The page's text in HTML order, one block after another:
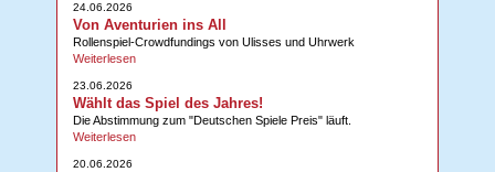
24.06.2026
Von Aventurien ins All
Rollenspiel-Crowdfundings von Ulisses und Uhrwerk
Weiterlesen
23.06.2026
Wählt das Spiel des Jahres!
Die Abstimmung zum "Deutschen Spiele Preis" läuft.
Weiterlesen
20.06.2026